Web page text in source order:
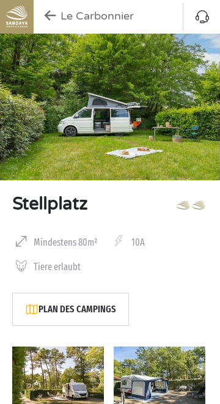
Le Carbonnier
Stellplatz
Mindestens 80m² 10A
Tiere erlaubt
PLAN DES CAMPINGS